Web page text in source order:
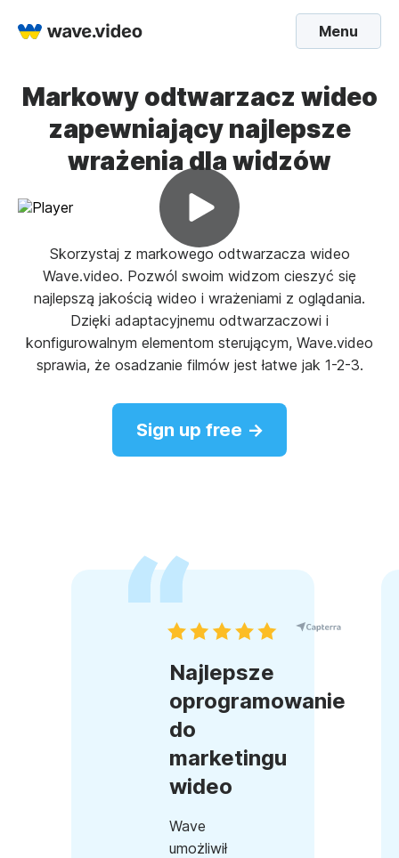
Menu
Markowy odtwarzacz wideo
zapewniający najlepsze
wrażenia dla widzów
Skorzystaj z markowego odtwarzacza wideo
Wave.video. Pozwól swoim widzom cieszyć się
najlepszą jakością wideo i wrażeniami z oglądania.
Dzięki adaptacyjnemu odtwarzaczowi i
konfigurowalnym elementom sterującym, Wave.video
sprawia, że osadzanie filmów jest łatwe jak 1-2-3.
Sign up free →
Najlepsze
oprogramowanie
do
marketingu
wideo
Wave
umożliwił